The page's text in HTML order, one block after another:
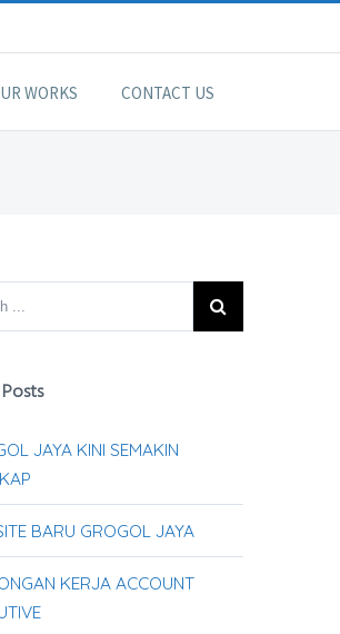
WORKS CONTACT US
JAYA KINI SEMAKIN
BARU GROGOL JAYA
KERJA ACCOUNT